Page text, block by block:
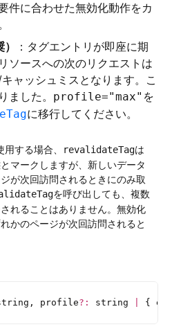
件に合わせた無効化動作をカ
：タグエントリが即座に期
ソースへの次のリクエストは
ャッシュミスとなります。こ
ました。 profile="max" を
に移行してください。
用する場合、 revalidateTagは
マークしますが、新しいデータ
が次回訪問されるときにのみ取
を呼び出しても、複数
れることはありません。無効化
かのページが次回訪問されると
profile?: string {